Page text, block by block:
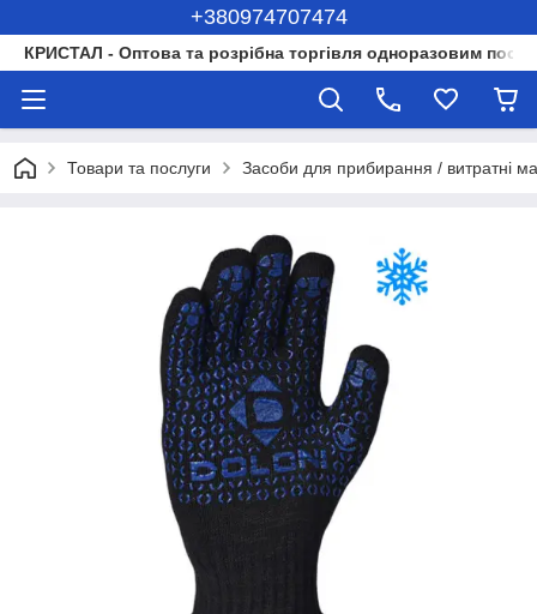
+380974707474
КРИСТАЛ - Оптова та розрібна торгівля одноразовим
Товари та послуги Засоби для прибирання / витратні